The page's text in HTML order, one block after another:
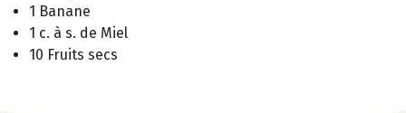
1 Banane
1 c. à s. de Miel
10 Fruits secs